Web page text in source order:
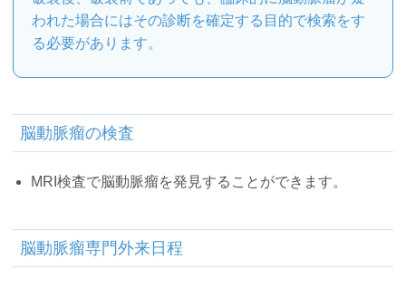
われた場合にはその診断を確定する目的で検索をす
る必要があります。
脳動脈瘤の検査
MRI検査で脳動脈瘤を発見することができます。
脳動脈瘤専門外来日程